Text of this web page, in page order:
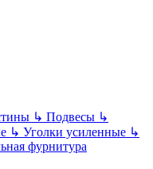
↳ Подвесы ↳
↳ Уголки усиленные ↳
фурнитура